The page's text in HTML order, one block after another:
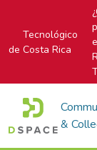
Tecnológico
de Costa Rica
&